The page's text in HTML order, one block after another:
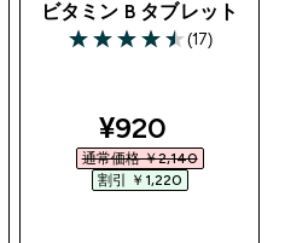
ビタミン B タブレット
4.53 out of 5 stars
(17)
discounted
¥920‎
通常価格 ￥2,140‎
割引 ￥1,220‎